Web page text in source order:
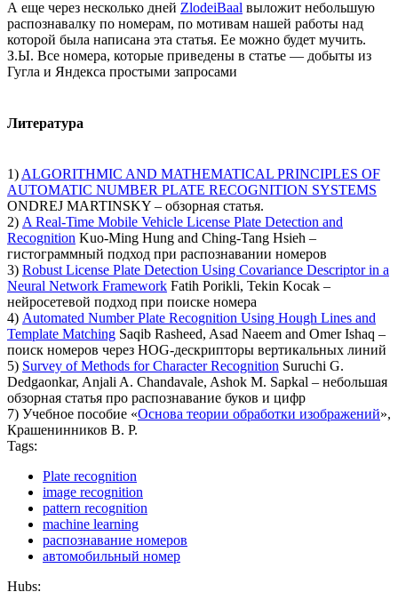
А еще через несколько дней ZlodeiBaal выложит небольшую
распознавалку по номерам, по мотивам нашей работы над
которой была написана эта статья. Ее можно будет мучить.
З.Ы. Все номера, которые приведены в статье — добыты из
Гугла и Яндекса простыми запросами
Литература
1) ALGORITHMIC AND MATHEMATICAL PRINCIPLES OF
AUTOMATIC NUMBER PLATE RECOGNITION SYSTEMS
ONDREJ MARTINSKY – обзорная статья.
2) A Real-Time Mobile Vehicle License Plate Detection and
Recognition Kuo-Ming Hung and Ching-Tang Hsieh –
гистограммный подход при распознавании номеров
3) Robust License Plate Detection Using Covariance Descriptor in a
Neural Network Framework Fatih Porikli, Tekin Kocak –
нейросетевой подход при поиске номера
4) Automated Number Plate Recognition Using Hough Lines and
Template Matching Saqib Rasheed, Asad Naeem and Omer Ishaq –
поиск номеров через HOG-дескрипторы вертикальных линий
5) Survey of Methods for Character Recognition Suruchi G.
Dedgaonkar, Anjali A. Chandavale, Ashok M. Sapkal – небольшая
обзорная статья про распознавание буков и цифр
7) Учебное пособие «Основа теории обработки изображений»,
Крашенинников В. Р.
Tags:
Plate recognition
image recognition
pattern recognition
machine learning
распознавание номеров
автомобильный номер
Hubs: